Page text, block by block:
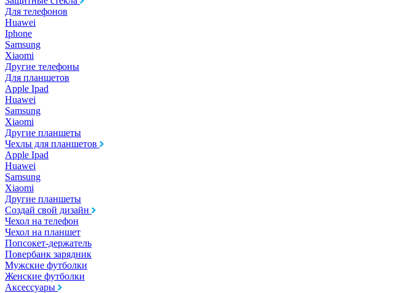
Для телефонов
Huawei
Iphone
Samsung
Xiaomi
Другие телефоны
Для планшетов
Apple Ipad
Huawei
Samsung
Xiaomi
Другие планшеты
Чехлы для планшетов
Apple Ipad
Huawei
Samsung
Xiaomi
Другие планшеты
Создай свой дизайн
Чехол на телефон
Чехол на планшет
Попсокет-держатель
Повербанк зарядник
Мужские футболки
Женские футболки
Аксессуары